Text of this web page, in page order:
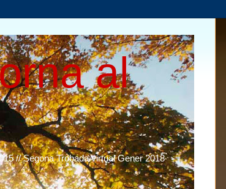
al
// Segona Trobada virtual Gener 2018